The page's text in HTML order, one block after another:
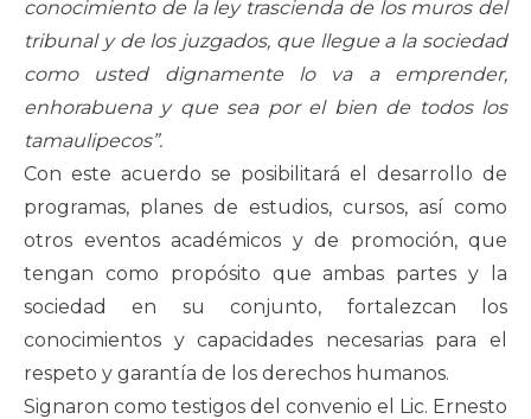
conocimiento de la ley trascienda de los muros del
tribunal y de los juzgados, que llegue a la sociedad
como usted dignamente lo va a emprender,
enhorabuena y que sea por el bien de todos los
tamaulipecos”.
Con este acuerdo se posibilitará el desarrollo de
programas, planes de estudios, cursos, así como
otros eventos académicos y de promoción, que
tengan como propósito que ambas partes y la
sociedad en su conjunto, fortalezcan los
conocimientos y capacidades necesarias para el
respeto y garantía de los derechos humanos.
Signaron como testigos del convenio el Lic. Ernesto